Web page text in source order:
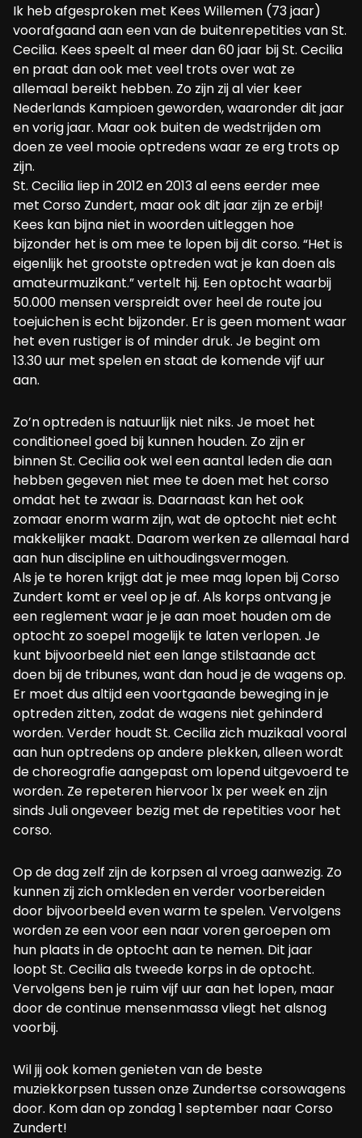
Ik heb afgesproken met Kees Willemen (73 jaar)
voorafgaand aan een van de buitenrepetities van St.
Cecilia. Kees speelt al meer dan 60 jaar bij St. Cecilia
en praat dan ook met veel trots over wat ze
allemaal bereikt hebben. Zo zijn zij al vier keer
Nederlands Kampioen geworden, waaronder dit jaar
en vorig jaar. Maar ook buiten de wedstrijden om
doen ze veel mooie optredens waar ze erg trots op
zijn.
St. Cecilia liep in 2012 en 2013 al eens eerder mee
met Corso Zundert, maar ook dit jaar zijn ze erbij!
Kees kan bijna niet in woorden uitleggen hoe
bijzonder het is om mee te lopen bij dit corso. “Het is
eigenlijk het grootste optreden wat je kan doen als
amateurmuzikant.” vertelt hij. Een optocht waarbij
50.000 mensen verspreidt over heel de route jou
toejuichen is echt bijzonder. Er is geen moment waar
het even rustiger is of minder druk. Je begint om
13.30 uur met spelen en staat de komende vijf uur
aan.
Zo’n optreden is natuurlijk niet niks. Je moet het
conditioneel goed bij kunnen houden. Zo zijn er
binnen St. Cecilia ook wel een aantal leden die aan
hebben gegeven niet mee te doen met het corso
omdat het te zwaar is. Daarnaast kan het ook
zomaar enorm warm zijn, wat de optocht niet echt
makkelijker maakt. Daarom werken ze allemaal hard
aan hun discipline en uithoudingsvermogen.
Als je te horen krijgt dat je mee mag lopen bij Corso
Zundert komt er veel op je af. Als korps ontvang je
een reglement waar je je aan moet houden om de
optocht zo soepel mogelijk te laten verlopen. Je
kunt bijvoorbeeld niet een lange stilstaande act
doen bij de tribunes, want dan houd je de wagens op.
Er moet dus altijd een voortgaande beweging in je
optreden zitten, zodat de wagens niet gehinderd
worden. Verder houdt St. Cecilia zich muzikaal vooral
aan hun optredens op andere plekken, alleen wordt
de choreografie aangepast om lopend uitgevoerd te
worden. Ze repeteren hiervoor 1x per week en zijn
sinds Juli ongeveer bezig met de repetities voor het
corso.
Op de dag zelf zijn de korpsen al vroeg aanwezig. Zo
kunnen zij zich omkleden en verder voorbereiden
door bijvoorbeeld even warm te spelen. Vervolgens
worden ze een voor een naar voren geroepen om
hun plaats in de optocht aan te nemen. Dit jaar
loopt St. Cecilia als tweede korps in de optocht.
Vervolgens ben je ruim vijf uur aan het lopen, maar
door de continue mensenmassa vliegt het alsnog
voorbij.
Wil jij ook komen genieten van de beste
muziekkorpsen tussen onze Zundertse corsowagens
door. Kom dan op zondag 1 september naar Corso
Zundert!